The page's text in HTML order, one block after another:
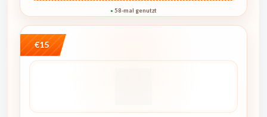
● 58-mal genutzt
€15